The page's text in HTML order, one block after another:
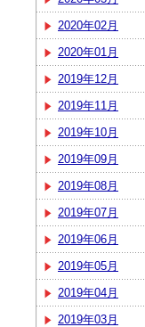
2020年02月
2020年01月
2019年12月
2019年11月
2019年10月
2019年09月
2019年08月
2019年07月
2019年06月
2019年05月
2019年04月
2019年03月